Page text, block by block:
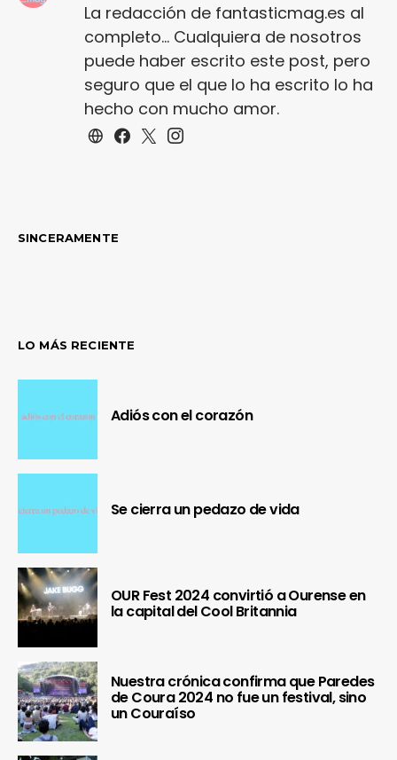
La redacción de fantasticmag.es al
completo... Cualquiera de nosotros
puede haber escrito este post, pero
seguro que el que lo ha escrito lo ha
hecho con mucho amor.
SINCERAMENTE
LO MÁS RECIENTE
Adiós con el corazón
Se cierra un pedazo de vida
OUR Fest 2024 convirtió a Ourense en
la capital del Cool Britannia
Nuestra crónica confirma que Paredes
de Coura 2024 no fue un festival, sino
un Couraíso